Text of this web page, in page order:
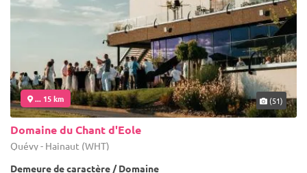
... 15 km (51)
Domaine du Chant d'Eole
Quévy - Hainaut (WHT)
Demeure de caractère / Domaine